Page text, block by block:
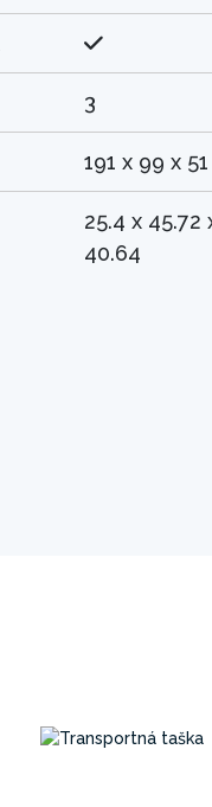
3
191 x 99 x 51
25.4 x 45.72
40.64